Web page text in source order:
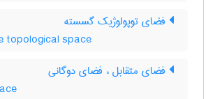
فضای توپولوژیک گسسته
topological space
فضای متقابل ، فضای دوگانی